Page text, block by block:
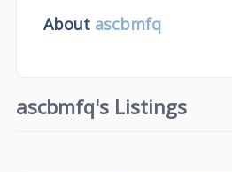
About ascbmfq
ascbmfq's Listings